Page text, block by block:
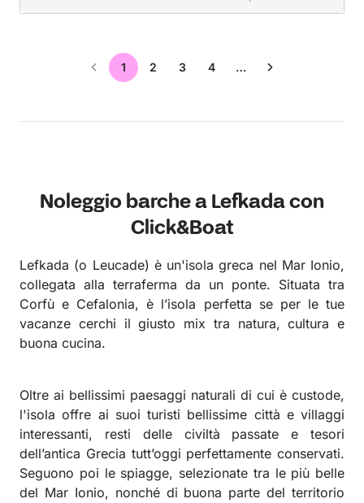
1 2 3 4 …
Noleggio barche a Lefkada con
Click&Boat
Lefkada (o Leucade) è un'isola greca nel Mar Ionio,
collegata alla terraferma da un ponte. Situata tra
Corfù e Cefalonia, è l’isola perfetta se per le tue
vacanze cerchi il giusto mix tra natura, cultura e
buona cucina.
Oltre ai bellissimi paesaggi naturali di cui è custode,
l'isola offre ai suoi turisti bellissime città e villaggi
interessanti, resti delle civiltà passate e tesori
dell’antica Grecia tutt’oggi perfettamente conservati.
Seguono poi le spiagge, selezionate tra le più belle
del Mar Ionio, nonché di buona parte del territorio